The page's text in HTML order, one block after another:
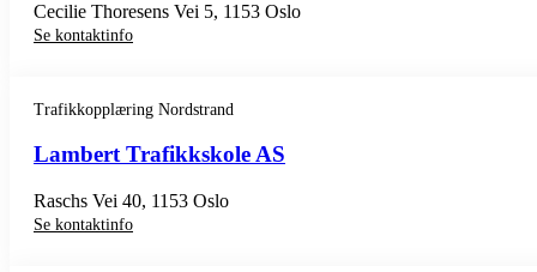
Cecilie Thoresens Vei 5, 1153 Oslo
Se kontaktinfo
Trafikkopplæring Nordstrand
Lambert Trafikkskole AS
Raschs Vei 40, 1153 Oslo
Se kontaktinfo